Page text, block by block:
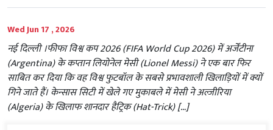
Wed Jun 17 , 2026
नई दिल्ली ।फीफा विश्व कप 2026 (FIFA World Cup 2026) में अर्जेंटीना
(Argentina) के कप्तान लियोनेल मेसी (Lionel Messi) ने एक बार फिर
साबित कर दिया कि वह विश्व फुटबॉल के सबसे प्रभावशाली खिलाड़ियों में क्यों
गिने जाते हैं। केन्सास सिटी में खेले गए मुकाबले में मेसी ने अल्जीरिया
(Algeria) के खिलाफ शानदार हैट्रिक (Hat-Trick) […]